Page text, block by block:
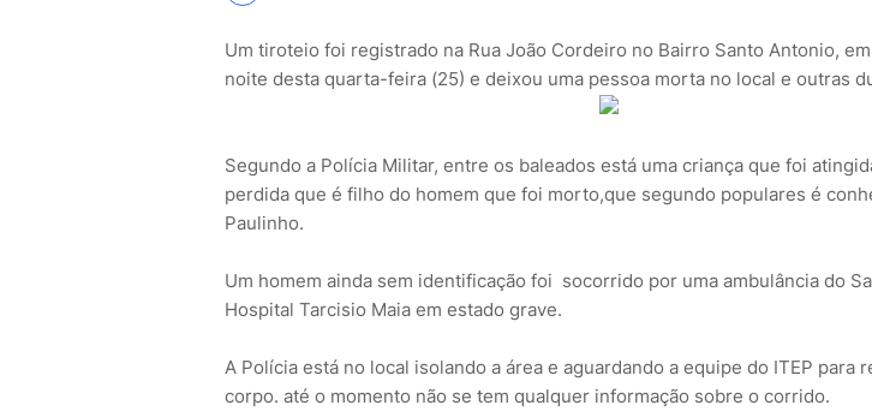
Um tiroteio foi registrado na Rua João Cordeiro no Bairro Santo Antonio,
noite desta quarta-feira (25) e deixou uma pessoa morta no local e outras
Segundo a Polícia Militar, entre os baleados está uma criança que foi
perdida que é filho do homem que foi morto,que segundo populares é
Paulinho.
Um homem ainda sem identificação foi socorrido por uma ambulância do
Hospital Tarcisio Maia em estado grave.
A Polícia está no local isolando a área e aguardando a equipe do ITEP para
corpo. até o momento não se tem qualquer informação sobre o corrido.